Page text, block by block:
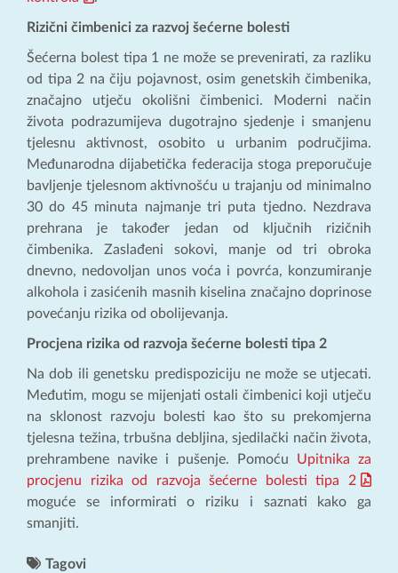
Rizični čimbenici za razvoj šećerne bolesti
Šećerna bolest tipa 1 ne može se prevenirati, za razliku
od tipa 2 na čiju pojavnost, osim genetskih čimbenika,
značajno utječu okolišni čimbenici. Moderni način
života podrazumijeva dugotrajno sjedenje i smanjenu
tjelesnu aktivnost, osobito u urbanim područjima.
Međunarodna dijabetička federacija stoga preporučuje
bavljenje tjelesnom aktivnošću u trajanju od minimalno
30 do 45 minuta najmanje tri puta tjedno. Nezdrava
prehrana je također jedan od ključnih rizičnih
čimbenika. Zaslađeni sokovi, manje od tri obroka
dnevno, nedovoljan unos voća i povrća, konzumiranje
alkohola i zasićenih masnih kiselina značajno doprinose
povećanju rizika od obolijevanja.
Procjena rizika od razvoja šećerne bolesti tipa 2
Na dob ili genetsku predispoziciju ne može se utjecati.
Međutim, mogu se mijenjati ostali čimbenici koji utječu
na sklonost razvoju bolesti kao što su prekomjerna
tjelesna težina, trbušna debljina, sjedilački način života,
prehrambene navike i pušenje. Pomoću Upitnika za
procjenu rizika od razvoja šećerne bolesti tipa 2
moguće se informirati o riziku i saznati kako ga
smanjiti.
Tagovi